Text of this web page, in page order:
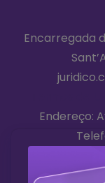
Encarregada
Endereço: